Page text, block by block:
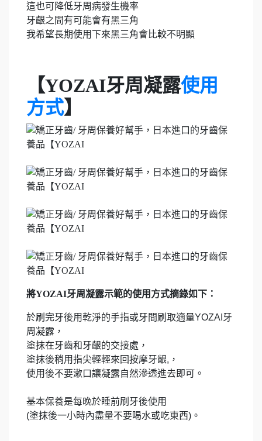
這也可降低牙周病發生機率
牙齦之間有可能會有黑三角
我希望長期使用下來黑三角會比較不明顯
【YOZAI牙周凝露使用
方式】
將YOZAI牙周凝露示範的使用方式摘錄如下：
於刷完牙後用乾淨的手指或牙間刷取適量YOZAI牙
周凝露，
塗抹在牙齒和牙齦的交接處，
塗抹後稍用指尖輕輕來回按摩牙齦,，
使用後不要漱口讓凝露自然滲透進去即可。
基本保養是每晚於睡前刷牙後使用
(塗抹後一小時內盡量不要喝水或吃東西)。